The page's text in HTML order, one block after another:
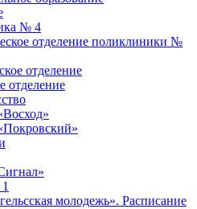
№ 4
отделение поликлиники №
отделение
отделение
молодежь». Расписание